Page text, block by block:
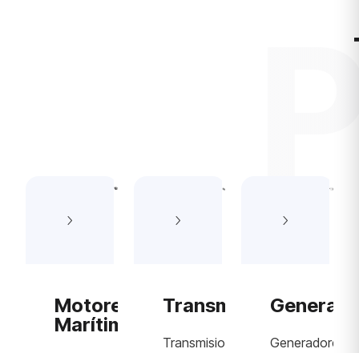
Motores
Marítimos
Transmisiones
Transmisiones
Generadores